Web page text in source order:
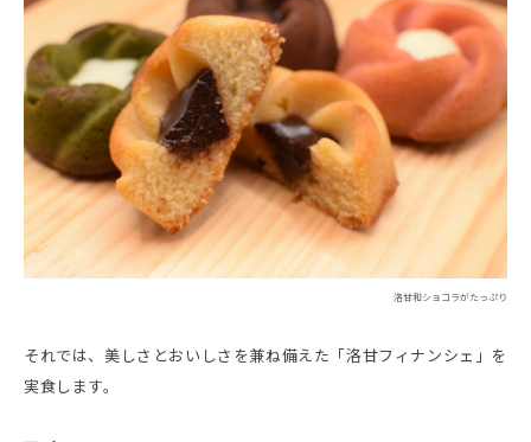
洛甘和ショコラがたっぷり
それでは、美しさとおいしさを兼ね備えた「洛甘フィナンシェ」を
実食します。